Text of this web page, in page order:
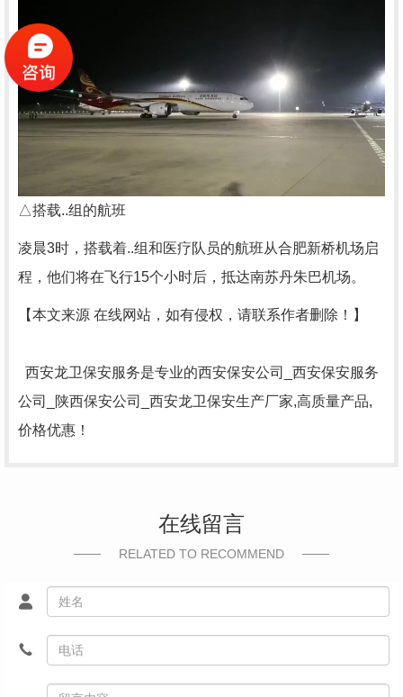
△搭载..组的航班
凌晨3时，搭载着..组和医疗队员的航班从合肥新桥机场启
程，他们将在飞行15个小时后，抵达南苏丹朱巴机场。
【本文来源 在线网站，如有侵权，请联系作者删除！】
西安龙卫保安服务是专业的西安保安公司_西安保安服务
公司_陕西保安公司_西安龙卫保安生产厂家,高质量产品,
价格优惠！
在线留言
RELATED TO RECOMMEND